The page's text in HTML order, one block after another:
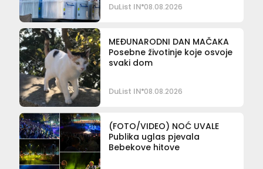
DuList IN 08.08.2026
MEĐUNARODNI DAN MAČAKA
Posebne životinje koje osvoje
svaki dom
DuList IN 08.08.2026
(FOTO/VIDEO) NOĆ UVALE
Publika uglas pjevala
Bebekove hitove